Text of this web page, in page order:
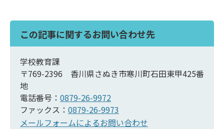
この記事に関するお問い合わせ先
学校教育課
〒769-2396 香川県さぬき市寒川町石田東甲425番
地
電話番号： 0879-26-9972
ファックス： 0879-26-9973
メールフォームによるお問い合わせ